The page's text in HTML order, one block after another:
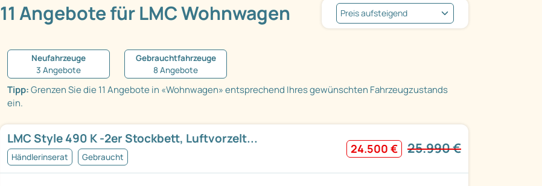
11 Angebote für LMC Wohnwagen
Neufahrzeuge
3 Angebote
Gebrauchtfahrzeuge
8 Angebote
Tipp:Grenzen Sie die 11 Angebote in «Wohnwagen» entsprechend Ihres gewünschten Fahrzeugzustands
ein.
LMC Style 490 K -2er Stockbett, Luftvorzelt...
Händlerinserat Gebraucht
24.500 € 25.990 €